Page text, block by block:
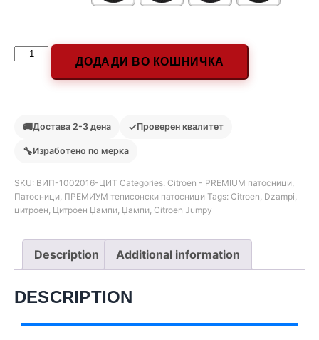
ДОДАДИ ВО КОШНИЧКА
🚚Достава 2-3 дена ✓Проверен квалитет
🔧Изработено по мерка
SKU: ВИП-1002016-ЦИТ Categories: Citroen - PREMIUM патосници
Патосници ПРЕМИУМ теписонски патосници Tags: Citroen Dzampi
цитроен Цитроен Џампи Џампи Citroen Jumpy
Description Additional information
DESCRIPTION